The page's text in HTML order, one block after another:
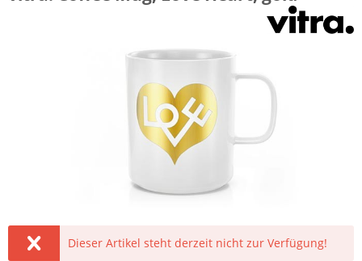
Dieser Artikel steht derzeit nicht zur Verfügung!